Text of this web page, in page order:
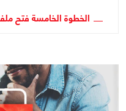
الخطوة الخامسة فتح